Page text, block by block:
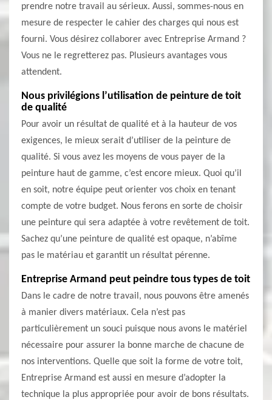
prendre notre travail au sérieux. Aussi, sommes-nous en
mesure de respecter le cahier des charges qui nous est
fourni. Vous désirez collaborer avec Entreprise Armand ?
Vous ne le regretterez pas. Plusieurs avantages vous
attendent.
Nous privilégions l’utilisation de peinture de toit
de qualité
Pour avoir un résultat de qualité et à la hauteur de vos
exigences, le mieux serait d’utiliser de la peinture de
qualité. Si vous avez les moyens de vous payer de la
peinture haut de gamme, c’est encore mieux. Quoi qu’il
en soit, notre équipe peut orienter vos choix en tenant
compte de votre budget. Nous ferons en sorte de choisir
une peinture qui sera adaptée à votre revêtement de toit.
Sachez qu’une peinture de qualité est opaque, n’abîme
pas le matériau et garantit un résultat pérenne.
Entreprise Armand peut peindre tous types de toit
Dans le cadre de notre travail, nous pouvons être amenés
à manier divers matériaux. Cela n’est pas
particulièrement un souci puisque nous avons le matériel
nécessaire pour assurer la bonne marche de chacune de
nos interventions. Quelle que soit la forme de votre toit,
Entreprise Armand est aussi en mesure d’adopter la
technique la plus appropriée pour avoir de bons résultats.